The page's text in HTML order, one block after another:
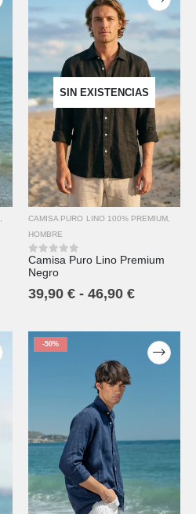
SIN EXISTENCIAS
CAMISA PURO LINO 100% PREMIUM,
HOMBRE
0out of 5
Camisa Puro Lino Premium
Negro
39,90 € - 46,90 €
-50%